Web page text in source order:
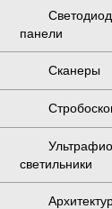
панели
Сканеры
светильники